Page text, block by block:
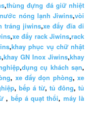
,thùng đựng đá giữ nhiệt
nóng lạnh Jiwins,vòi
tráng jiwins,xe đẩy đĩa di
,xe đẩy rack Jiwins,rack
,khay phục vụ chữ nhật
,khay GN Inox Jiwins,khay
,dụng cụ khách sạn,
, xe đẩy dọn phòng,xe
,bếp á từ,tủ đông,tủ
, bếp á quạt thổi, máy là